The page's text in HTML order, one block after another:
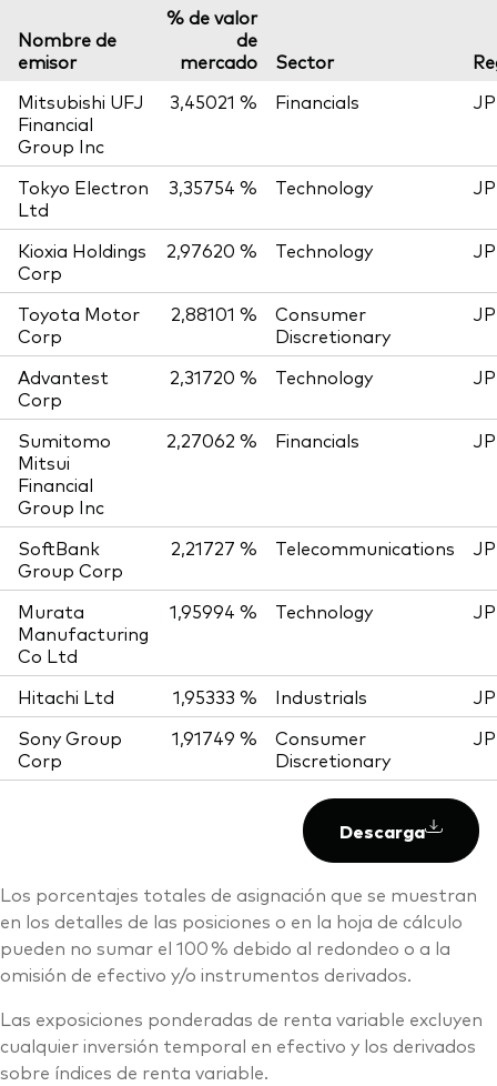
Nombre de
emisor
% de valor
de
mercado
Sector
Mitsubishi UFJ
Financial
Group Inc
3,45021 % Financials JP
Tokyo Electron
Ltd
3,35754 % Technology JP
Kioxia Holdings
Corp
2,97620 % Technology JP
Toyota Motor
Corp
2,88101 %
Consumer
Discretionary
JP
Advantest
Corp
2,31720 % Technology JP
Sumitomo
Mitsui
Financial
Group Inc
2,27062 % Financials JP
SoftBank
Group Corp
2,21727 % Telecommunications JP
Murata
Manufacturing
Co Ltd
1,95994 % Technology JP
Hitachi Ltd 1,95333 % Industrials
JP
Sony Group
Corp
1,91749 %
Consumer
Discretionary
JP
Descarga
Los porcentajes totales de asignación que se muestran
en los detalles de las posiciones o en la hoja de cálculo
pueden no sumar el 100 % debido al redondeo o a la
omisión de efectivo y/o instrumentos derivados.
Las exposiciones ponderadas de renta variable excluyen
cualquier inversión temporal en efectivo y los derivados
sobre índices de renta variable.